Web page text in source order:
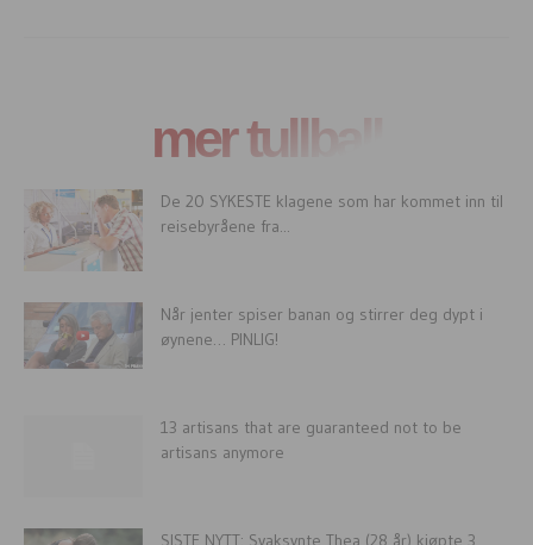
mer tullball
De 20 SYKESTE klagene som har kommet inn til
reisebyråene fra...
Når jenter spiser banan og stirrer deg dypt i
øynene… PINLIG!
13 artisans that are guaranteed not to be
artisans anymore
SISTE NYTT: Svaksynte Thea (28 år) kjøpte 3